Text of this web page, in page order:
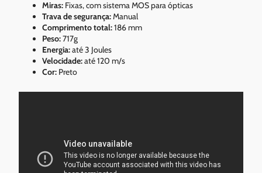
Miras: Fixas, com sistema MOS para ópticas
Trava de segurança:Manual
Comprimento total:186 mm
Peso:717g
Energia:até 3 Joules
Velocidade:até 120 m/s
Cor: Preto